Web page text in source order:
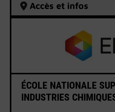
énergétiques, Eau,
Accès et infos
ÉCOLE NATIONALE
INDUSTRIES